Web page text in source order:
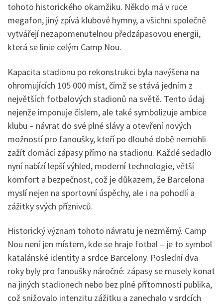
tohoto historického okamžiku. Někdo má v ruce
megafon, jiný zpívá klubové hymny, a všichni společně
vytvářejí nezapomenutelnou předzápasovou energii,
která se linie celým Camp Nou.
Kapacita stadionu po rekonstrukci byla navýšena na
ohromujících 105 000 míst, čímž se stává jedním z
největších fotbalových stadionů na světě. Tento údaj
nejenže imponuje číslem, ale také symbolizuje ambice
klubu – návrat do své plné slávy a otevření nových
možností pro fanoušky, kteří po dlouhé době nemohli
zažít domácí zápasy přímo na stadionu. Každé sedadlo
nyní nabízí lepší výhled, moderní technologie, větší
komfort a bezpečnost, což je důkazem, že Barcelona
myslí nejen na sportovní úspěchy, ale i na pohodlí a
zážitky svých příznivců.
Historický význam tohoto návratu je nezměrný. Camp
Nou není jen místem, kde se hraje fotbal – je to symbol
katalánské identity a srdce Barcelony. Poslední dva
roky byly pro fanoušky náročné: zápasy se musely konat
na jiných stadionech nebo bez plné přítomnosti publika,
což snižovalo intenzitu zážitku a zanechalo v srdcích